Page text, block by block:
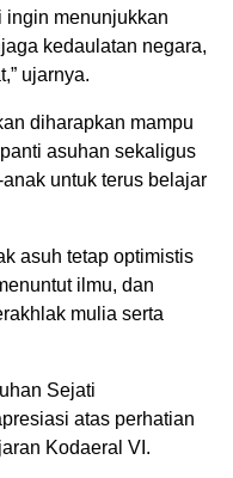
ingin menunjukkan
kedaulatan negara,
ujarnya.
diharapkan mampu
asuhan sekaligus
untuk terus belajar
asuh tetap optimistis
ilmu, dan
mulia serta
Sejati
atas perhatian
Kodaeral VI.